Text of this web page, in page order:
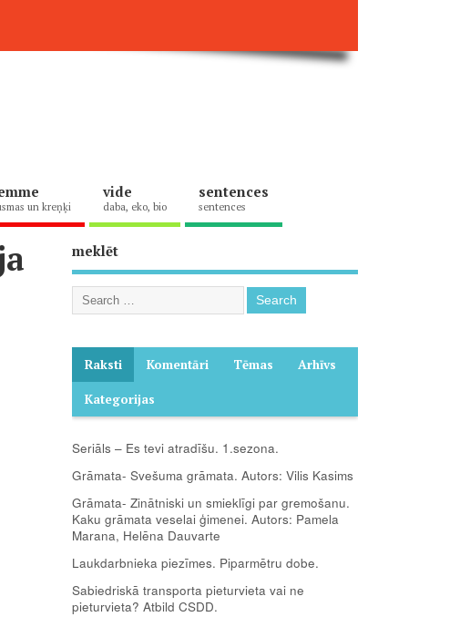
un kreņķi
vide
daba, eko, bio
sentences
sentences
meklēt
Raksti Komentāri Tēmas Arhīvs
Kategorijas
Seriāls – Es tevi atradīšu. 1.sezona.
Grāmata- Svešuma grāmata. Autors: Vilis Kasims
Grāmata- Zinātniski un smieklīgi par gremošanu.
Kaku grāmata veselai ģimenei. Autors: Pamela
Marana, Helēna Dauvarte
Laukdarbnieka piezīmes. Piparmētru dobe.
Sabiedriskā transporta pieturvieta vai ne
pieturvieta? Atbild CSDD.